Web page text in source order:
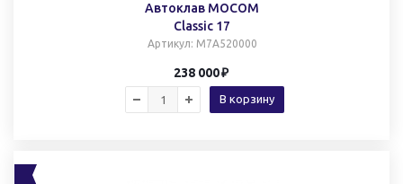
Автоклав MOCOM
Classic 17
Артикул: M7A520000
238 000
В корзину